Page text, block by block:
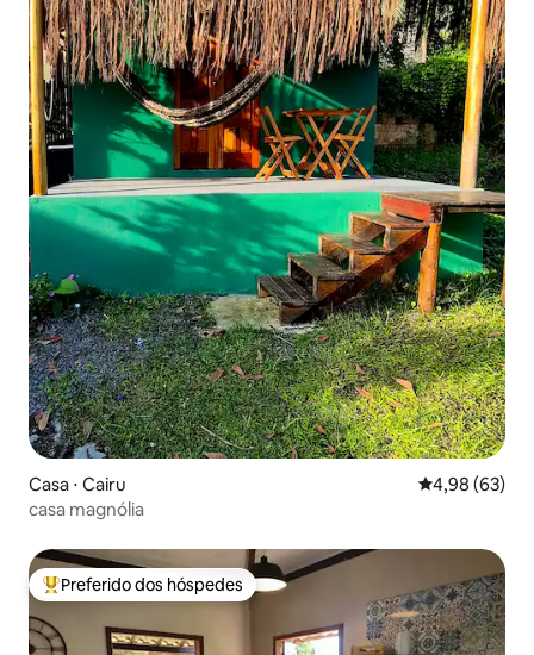
Casa ⋅ Cairu 4,98 de uma
4,98 (63)
casa magnólia
Entre os melhores preferidos dos hóspedes
Preferido dos hóspedes